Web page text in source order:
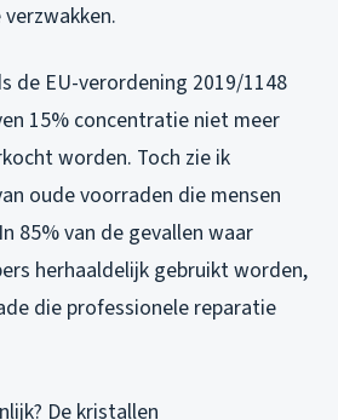
de EU-verordening 2019/1148
15% concentratie niet meer
worden. Toch zie ik
oude voorraden die mensen
85% van de gevallen waar
herhaaldelijk gebruikt worden,
die professionele reparatie
De kristallen